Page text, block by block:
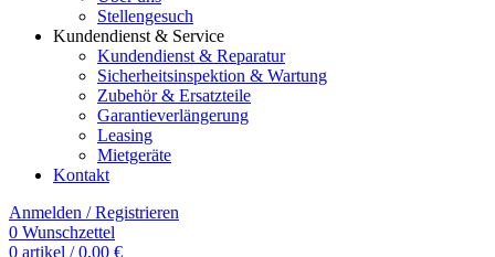
Stellengesuch
Kundendienst & Service
Kundendienst & Reparatur
Sicherheitsinspektion & Wartung
Zubehör & Ersatzteile
Garantieverlängerung
Leasing
Mietgeräte
Kontakt
Anmelden / Registrieren
0 Wunschzettel
0 artikel / 0,00 €